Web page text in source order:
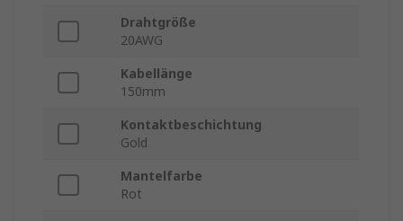
Drahtgröße
20AWG
Kabellänge
150mm
Kontaktbeschichtung
Gold
Mantelfarbe
Rot